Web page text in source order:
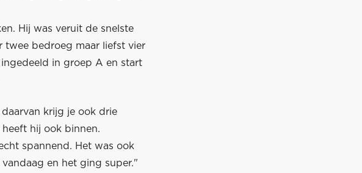
Hij was veruit de snelste
twee bedroeg maar liefst vier
in groep A en start
krijg je ook drie
hij ook binnen.
spannend. Het was ook
en het ging super."